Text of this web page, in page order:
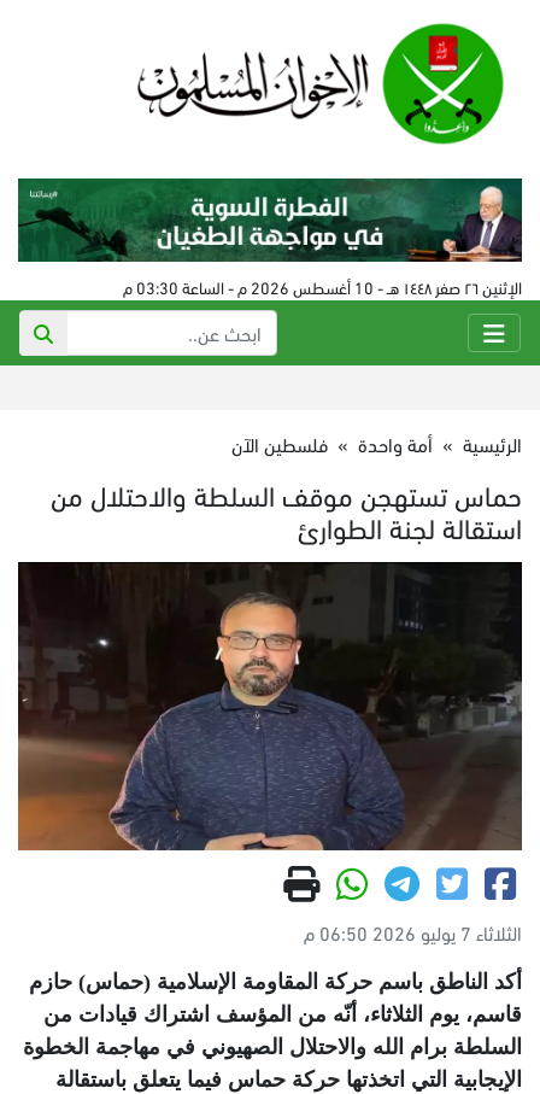
الإثنين ٢٦ صفر ١٤٤٨ هـ - 10 أغسطس 2026 م - الساعة 03:30 م
الرئيسية » أمة واحدة » فلسطين الآن
حماس تستهجن موقف السلطة والاحتلال من
استقالة لجنة الطوارئ
الثلاثاء 7 يوليو 2026 06:50 م
أكد الناطق باسم حركة المقاومة الإسلامية (حماس) حازم
قاسم، يوم الثلاثاء، أنّه من المؤسف اشتراك قيادات من
السلطة برام الله والاحتلال الصهيوني في مهاجمة الخطوة
الإيجابية التي اتخذتها حركة حماس فيما يتعلق باستقالة